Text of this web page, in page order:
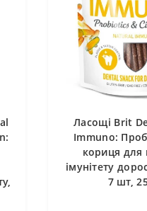
Ласощі Brit
Immuno:
кориця для
імунітету
7 шт,